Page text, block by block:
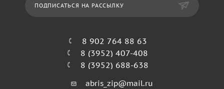
ПОДПИСАТЬСЯ НА РАССЫЛКУ
8 902 764 88 63
8 (3952) 407-408
8 (3952) 688-638
abris_zip@mail.ru